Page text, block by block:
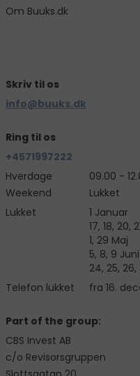
Om Buuks.dk
Skriv til os
info@buuks.dk
Ring til os
+4571997222
Hverdage
09.00 -
Weekend
Lukket
Lukket
Telefon lukket
1 Januar
17, 18, 20,
1, 29 Maj
5, 8, 9 Juni
24, 25,
fra 16.
Part of the group:
CBS Invest AB
c/o Revisorsgruppen